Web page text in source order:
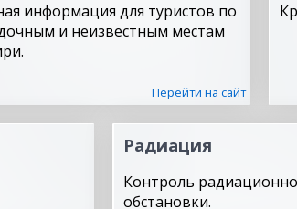
информация для туристов по
и неизвестным местам
Перейти на сайт
Радиация
Контроль
обстановки.